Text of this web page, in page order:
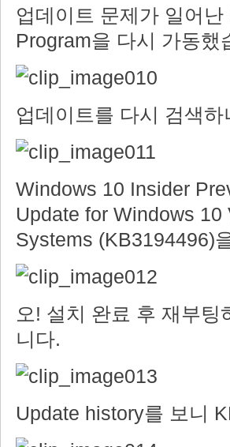
업데이트 문제가 일어
Program을 다시 가동했
업데이트를 다시 검색하
Windows 10 Insider
Update for Windows
Systems (KB3194496)
오! 설치 완료 후 재부
니다.
Update history를 보니